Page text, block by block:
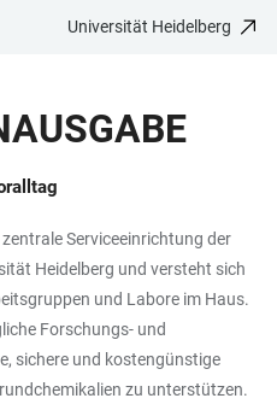
Universität Heidelberg
Serviceeinrichtung der
Heidelberg und versteht sich
und Labore im Haus.
Forschungs- und
sichere und kostengünstige
zu unterstützen.